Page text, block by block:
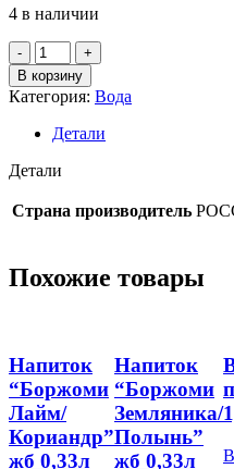
4 в наличии
Количество
товара
(М)
Сок
Рич
Вишня
СНТ
В корзину
Категория: Вода
Детали
Детали
Страна производитель
Похожие товары
Напиток
“Боржоми
Лайм/
Кориандр”
жб 0,33л
Напиток
“Боржоми
Земляника/
Полынь”
жб 0,33л